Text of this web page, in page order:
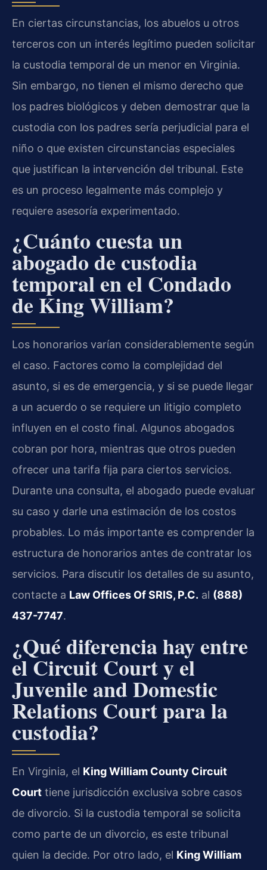
En ciertas circunstancias, los abuelos u otros
terceros con un interés legítimo pueden solicitar
la custodia temporal de un menor en Virginia.
Sin embargo, no tienen el mismo derecho que
los padres biológicos y deben demostrar que la
custodia con los padres sería perjudicial para el
niño o que existen circunstancias especiales
que justifican la intervención del tribunal. Este
es un proceso legalmente más complejo y
requiere asesoría experimentado.
¿Cuánto cuesta un
abogado de custodia
temporal en el Condado
de King William?
Los honorarios varían considerablemente según
el caso. Factores como la complejidad del
asunto, si es de emergencia, y si se puede llegar
a un acuerdo o se requiere un litigio completo
influyen en el costo final. Algunos abogados
cobran por hora, mientras que otros pueden
ofrecer una tarifa fija para ciertos servicios.
Durante una consulta, el abogado puede evaluar
su caso y darle una estimación de los costos
probables. Lo más importante es comprender la
estructura de honorarios antes de contratar los
servicios. Para discutir los detalles de su asunto,
contacte a Law Offices Of SRIS, P.C. al (888)
437-7747.
¿Qué diferencia hay entre
el Circuit Court y el
Juvenile and Domestic
Relations Court para la
custodia?
En Virginia, el King William County Circuit
Court tiene jurisdicción exclusiva sobre casos
de divorcio. Si la custodia temporal se solicita
como parte de un divorcio, es este tribunal
quien la decide. Por otro lado, el King William